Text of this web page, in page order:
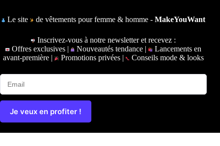
Le site de vêtements pour femme & homme -MakeYouWant
Inscrivez-vous à notre newsletter et recevez :
Offres exclusives |
Nouveautés tendance |
Lancements en
avant-première | Promotions privées | Conseils mode & looks
Je veux en profiter !